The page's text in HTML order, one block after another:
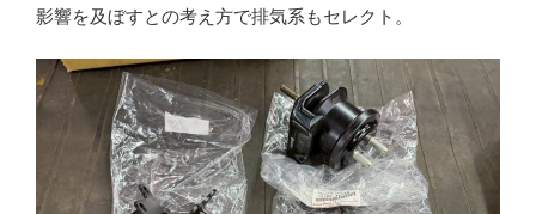
影響を及ぼすとの考え方で排気系もセレクト。